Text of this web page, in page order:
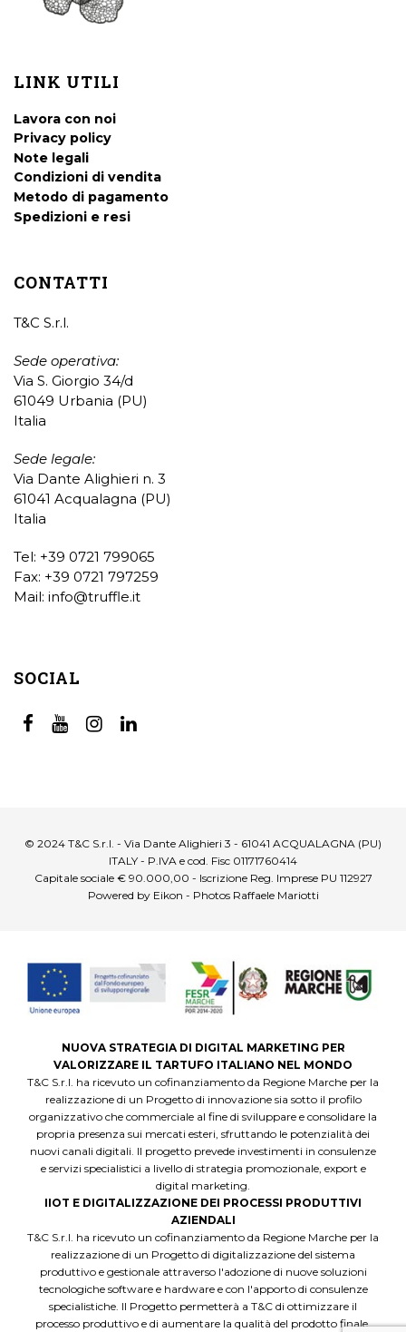
LINK UTILI
Lavora con noi
Privacy policy
Note legali
Condizioni di vendita
Metodo di pagamento
Spedizioni e resi
CONTATTI
T&C S.r.l.
Sede operativa:
Via S. Giorgio 34/d
61049 Urbania (PU)
Italia
Sede legale:
Via Dante Alighieri n. 3
61041 Acqualagna (PU)
Italia
Tel: +39 0721 799065
Fax: +39 0721 797259
Mail: info@truffle.it
SOCIAL
© 2024 T&C S.r.l. - Via Dante Alighieri 3 - 61041 ACQUALAGNA (PU)
ITALY - P.IVA e cod. Fisc 01171760414
Capitale sociale € 90.000,00 - Iscrizione Reg. Imprese PU 112927
Powered by Eikon - Photos Raffaele Mariotti
NUOVA STRATEGIA DI DIGITAL MARKETING PER
VALORIZZARE IL TARTUFO ITALIANO NEL MONDO
T&C S.r.l. ha ricevuto un cofinanziamento da Regione Marche per la
realizzazione di un Progetto di innovazione sia sotto il profilo
organizzativo che commerciale al fine di sviluppare e consolidare la
propria presenza sui mercati esteri, sfruttando le potenzialità dei
nuovi canali digitali. Il progetto prevede investimenti in consulenze
e servizi specialistici a livello di strategia promozionale, export e
digital marketing.
IIOT E DIGITALIZZAZIONE DEI PROCESSI PRODUTTIVI
AZIENDALI
T&C S.r.l. ha ricevuto un cofinanziamento da Regione Marche per la
realizzazione di un Progetto di digitalizzazione del sistema
produttivo e gestionale attraverso l'adozione di nuove soluzioni
tecnologiche software e hardware e con l'apporto di consulenze
specialistiche. Il Progetto permetterà a T&C di ottimizzare il
processo produttivo e di aumentare la qualità del prodotto finale,